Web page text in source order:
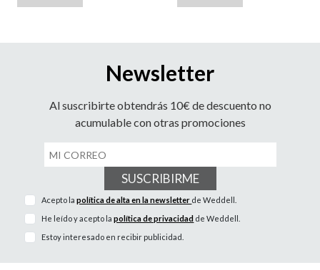
Newsletter
Al suscribirte obtendrás 10€ de descuento no
acumulable con otras promociones
SUSCRIBIRME
Acepto lapolítica de alta en la newsletter de Weddell.
He leído y acepto lapolítica de privacidad de Weddell.
Estoy interesado en recibir publicidad.